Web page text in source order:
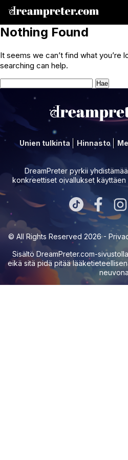
Nothing Found
It seems we can’t find what you’re
searching can help.
Haku:
Unien tulkinta Hinnasto
DreamPreter pyrkii
konkreettiset oivallukset
© All Rights Reserved 2026 -
Sisältö DreamPreter.com-
eikä sitä pidä pitää